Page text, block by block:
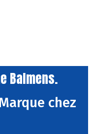
Balmens.
chez